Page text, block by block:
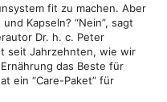
fit zu machen. Aber
Kapseln? “Nein”, sagt
Dr. h. c. Peter
seit Jahrzehnten, wie wir
das Beste für
ein “Care-Paket” für